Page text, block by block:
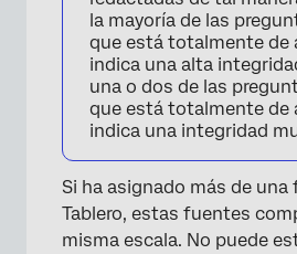
la mayoría de las
que está totalmente de
indica una alta
una o dos de las
que está totalmente de
indica una integridad
Si ha asignado más de una
Tablero, estas fuentes
misma escala. No puede